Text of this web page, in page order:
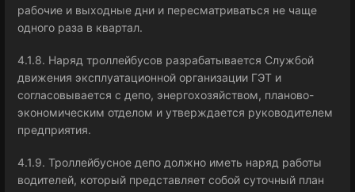
рабочие и выходные дни и пересматриваться не чаще
одного раза в квартал.
4.1.8. Наряд троллейбусов разрабатывается Службой
движения эксплуатационной организации ГЭТ и
согласовывается с депо, энергохозяйством, планово-
экономическим отделом и утверждается руководителем
предприятия.
4.1.9. Троллейбусное депо должно иметь наряд работы
водителей, который представляет собой суточный план